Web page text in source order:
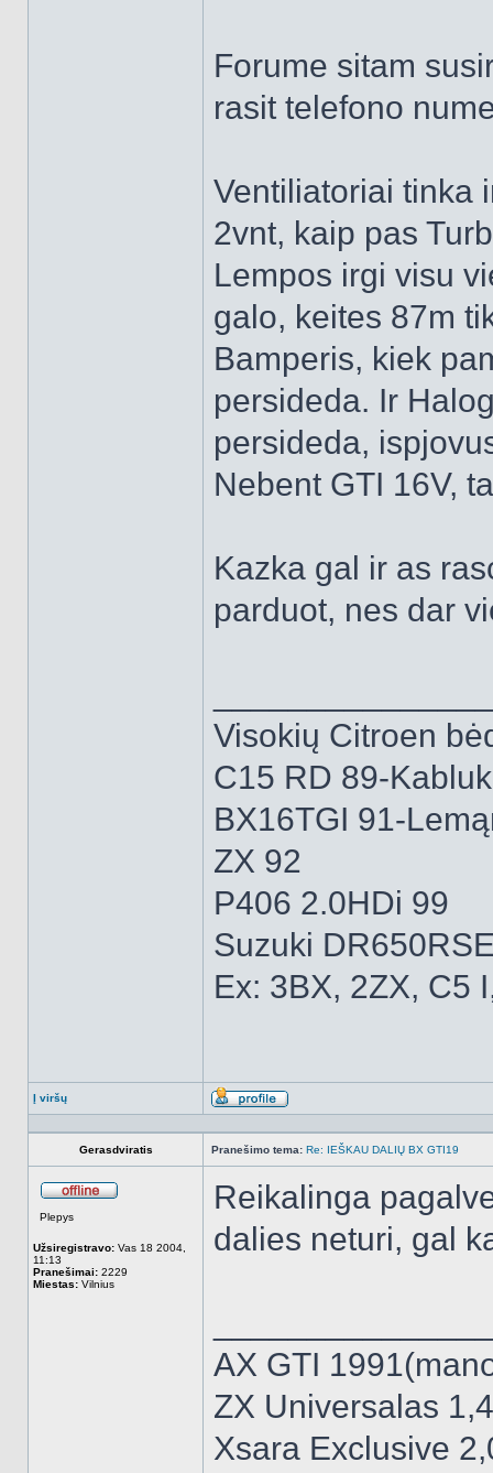
Forume sitam
rasit telefono
Ventiliatoriai tinka
2vnt, kaip pas
Lempos irgi visu
galo, keites 87m
Bamperis, kiek
persideda. Ir
persideda,
Nebent GTI 16V,
Kazka gal ir as
parduot, nes dar
Visokių Citroen
C15 RD 89-
BX16TGI 91-
ZX 92
P406 2.0HDi 99
Suzuki
Ex: 3BX, 2ZX, C5
Į viršų
Aprašymas
Gerasdviratis Pranešimo tema: Re: IEŠKAU DALIŲ BX GTI19
Plepys
Užsiregistravo: Vas 18 2004,
11:13
Pranešimai: 2229
Miestas: Vilnius
Reikalinga
dalies neturi, gal
AX GTI
ZX Universalas
Xsara Exclusive